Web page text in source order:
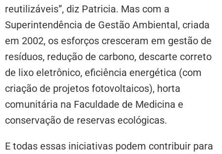
reutilizáveis”, diz Patricia. Mas com a
Superintendência de Gestão Ambiental, criada
em 2002, os esforços cresceram em gestão de
resíduos, redução de carbono, descarte correto
de lixo eletrônico, eficiência energética (com
criação de projetos fotovoltaicos), horta
comunitária na Faculdade de Medicina e
conservação de reservas ecológicas.
E todas essas iniciativas podem contribuir para